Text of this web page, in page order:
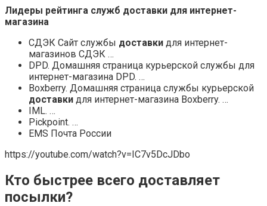
Лидеры рейтинга служб доставки для интернет-
магазина
СДЭК Сайт службы доставки для интернет-
магазинов СДЭК …
DPD. Домашняя страница курьерской службы для
интернет-магазина DPD. …
Boxberry. Домашняя страница службы курьерской
доставки для интернет-магазина Boxberry. …
IML. …
Pickpoint. …
EMS Почта России
https://youtube.com/watch?v=IC7v5DcJDbo
Кто быстрее всего доставляет
посылки?